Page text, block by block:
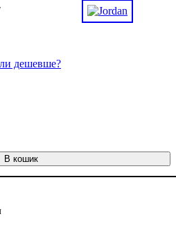
дешевше?
В кошик